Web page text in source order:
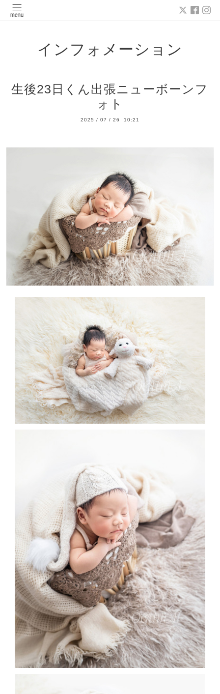
インフォメーション
生後23日くん出張ニューボーンフ
ォト
2025 / 07 / 26 10:21